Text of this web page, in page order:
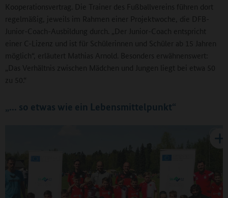
Kooperationsvertrag. Die Trainer des Fußballvereins führen dort
regelmäßig, jeweils im Rahmen einer Projektwoche, die DFB-
Junior-Coach-Ausbildung durch. „Der Junior-Coach entspricht
einer C-Lizenz und ist für Schülerinnen und Schüler ab 15 Jahren
möglich“, erläutert Mathias Arnold. Besonders erwähnenswert:
„Das Verhältnis zwischen Mädchen und Jungen liegt bei etwa 50
zu 50.“
„... so etwas wie ein Lebensmittelpunkt“